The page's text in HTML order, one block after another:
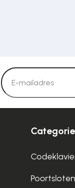
Poortsloten